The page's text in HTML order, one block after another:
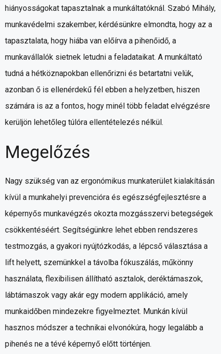
hiányosságokat tapasztalnak a munkáltatóknál. Szabó Mihály,
munkavédelmi szakember, kérdésünkre elmondta, hogy az a
tapasztalata, hogy hiába van előírva a pihenőidő, a
munkavállalók sietnek letudni a feladataikat. A munkáltató
tudná a hétköznapokban ellenőrizni és betartatni velük,
azonban ő is ellenérdekű fél ebben a helyzetben, hiszen
számára is az a fontos, hogy minél több feladat elvégzésre
kerüljön lehetőleg túlóra ellentételezés nélkül.
Megelőzés
Nagy szükség van az ergonómikus munkaterület kialakításán
kívül a munkahelyi prevencióra és egészségfejlesztésre a
képernyős munkavégzés okozta mozgásszervi betegségek
csökkentéséért. Segítségünkre lehet ebben rendszeres
testmozgás, a gyakori nyújtózkodás, a lépcső választása a
lift helyett, szemünkkel a távolba fókuszálás, műkönny
használata, flexibilisen állítható asztalok, deréktámaszok,
lábtámaszok vagy akár egy modern applikáció, amely
munkaidőben mindezekre figyelmeztet. Munkán kívül
hasznos módszer a technikai elvonókúra, hogy legalább a
pihenés ne a tévé képernyő előtt történjen.